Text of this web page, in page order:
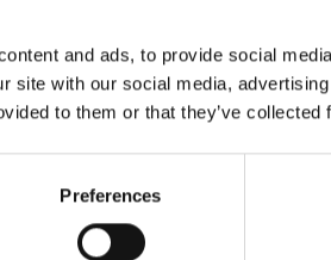
and ads, to provide social
site with our social media,
to them or that they’ve
Preferences
jätekeskuksen
mapeista ja laita säiliöön vain
poistaa.
ovat